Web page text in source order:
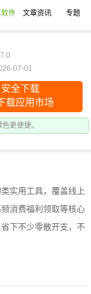
件 文章资讯 专题
安全下载
载应用市场
更便捷。
07-01
实用工具，覆盖线上
消费福利领取等核心
下不少零散开支，不